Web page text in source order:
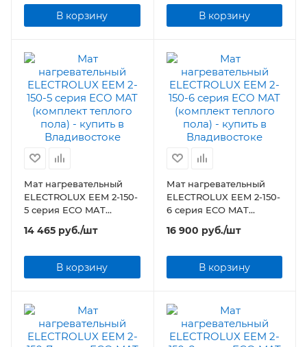
В корзину В корзину
Мат нагревательный
ELECTROLUX EEM 2-150-
5 серия ECO MAT
(комплект теплого пола)
14 465 руб./шт
В корзину
Мат нагревательный
ELECTROLUX EEM 2-150-
6 серия ECO MAT
(комплект теплого пола)
16 900 руб./шт
В корзину